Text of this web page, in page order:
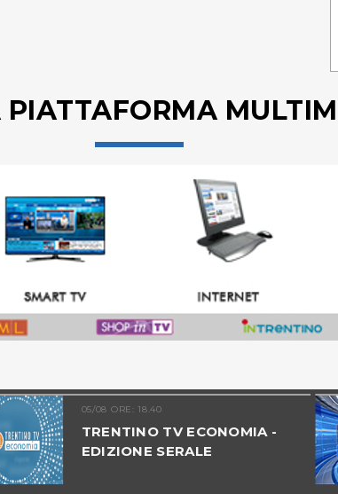
PIATTAFORMA
05/08 ORE: 18.40
TRENTINO TV ECONOMIA -
EDIZIONE SERALE